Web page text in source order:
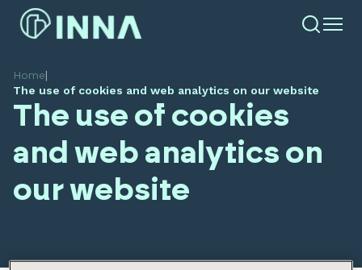
Home|
The use of cookies and web analytics on our website
The use of cookies
and web analytics on
our website